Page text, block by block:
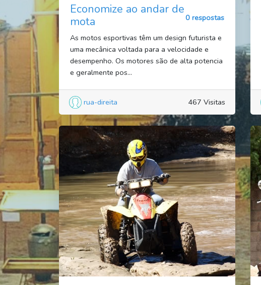
Economize ao andar de
mota
0 respostas
As motos esportivas têm um design futurista e
uma mecânica voltada para a velocidade e
desempenho. Os motores são de alta potencia
e geralmente pos...
rua-direita 467 Visitas